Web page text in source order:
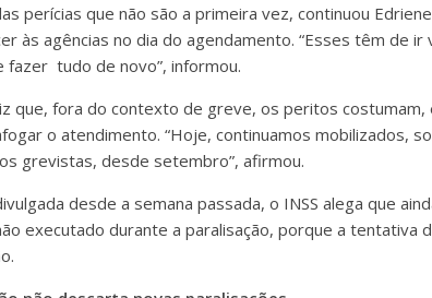
perícias que não são a primeira vez, continuou
às agências no dia do agendamento. “Esses têm de
fazer tudo de novo”, informou.
que, fora do contexto de greve, os peritos
o atendimento. “Hoje, continuamos mobilizados,
grevistas, desde setembro”, afirmou.
desde a semana passada, o INSS alega que
executado durante a paralisação, porque a tentativa